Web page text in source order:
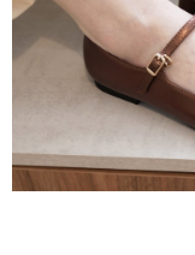
１．透過由恩沛科技股份
易，需依本服務之必要
權轉讓予恩沛科技股份有
２．關於個人資料處理
https://aftee.tw/terms/
３．未成年的使用者請
「AFTEE先享後付」，
任。
４．使用「AFTEE先享
每筆NT$60，滿
外島宅配
每筆NT$255